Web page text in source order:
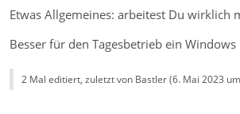
Etwas Allgemeines: arbeitest Du wirklich
Besser für den Tagesbetrieb ein
2 Mal editiert, zuletzt von Bastler (6. Mai 2023